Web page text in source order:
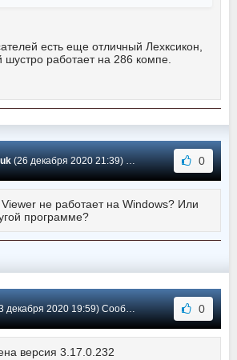
есть еще отличный Лехксикон,
шустро работает на 286 компе.
(26 декабря 2020 21:39) Сообщение #24 0
не работает на Windows? Или
программе?
2020 19:59) Сообщение #23 0
версия 3.17.0.232